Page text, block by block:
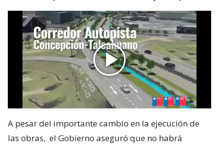
A pesar del importante cambio en la ejecución de
las obras, el Gobierno aseguró que no habrá